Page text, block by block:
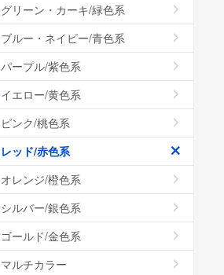
グリーン・カーキ/緑色系
ブルー・ネイビー/青色系
パープル/紫色系
イエロー/黄色系
ピンク/桃色系
レッド/赤色系
オレンジ/橙色系
シルバー/銀色系
ゴールド/金色系
マルチカラー